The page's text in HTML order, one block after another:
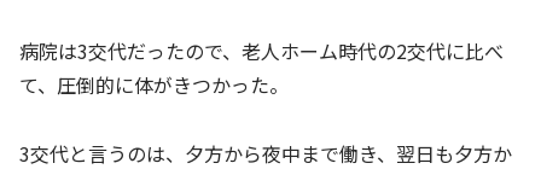
病院は3交代だったので、老人ホーム時代の2交代に比べ
て、圧倒的に体がきつかった。
3交代と言うのは、夕方から夜中まで働き、翌日も夕方か